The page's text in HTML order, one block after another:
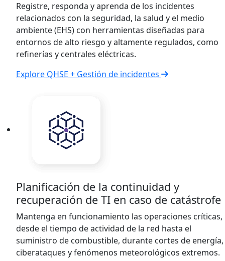
Registre, responda y aprenda de los incidentes
relacionados con la seguridad, la salud y el medio
ambiente (EHS) con herramientas diseñadas para
entornos de alto riesgo y altamente regulados, como
refinerías y centrales eléctricas.
Explore QHSE + Gestión de incidentes
Planificación de la continuidad y
recuperación de TI en caso de catástrofe
Mantenga en funcionamiento las operaciones críticas,
desde el tiempo de actividad de la red hasta el
suministro de combustible, durante cortes de energía,
ciberataques y fenómenos meteorológicos extremos.